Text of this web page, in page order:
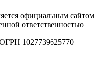
официальным сайтом
ответственностью
1027739625770